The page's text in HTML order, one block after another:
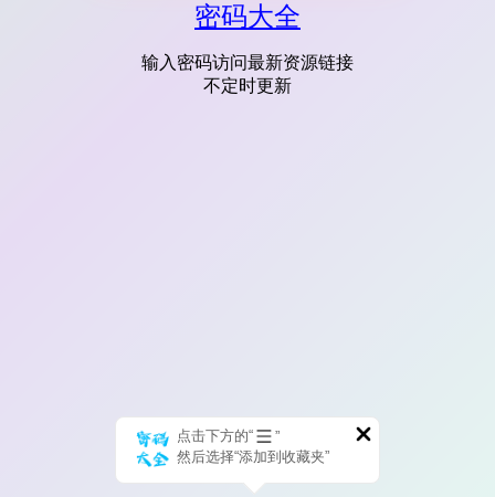
密码大全
输入密码访问最新资源链接
不定时更新
点击下方的“
”
然后选择“添加到收藏夹”